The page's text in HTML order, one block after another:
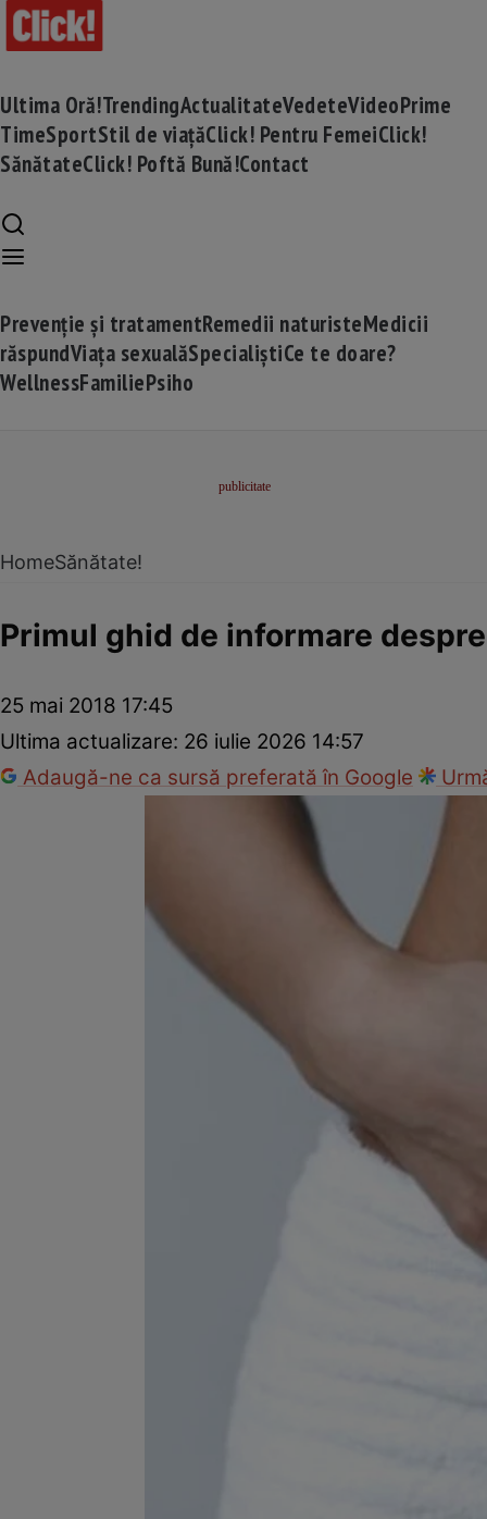
Ultima Oră!TrendingActualitateVedeteVideoPrime
TimeSportStil de viațăClick! Pentru FemeiClick!
SănătateClick! Poftă Bună!Contact
Prevenție și tratamentRemedii naturisteMedicii
răspundViața sexualăSpecialiștiCe te doare?
WellnessFamiliePsiho
HomeSănătate!
Primul ghid de informare
25 mai 2018 17:45
Ultima actualizare: 26 iulie 2026 14:57
Adaugă-ne ca sursă preferată în Google